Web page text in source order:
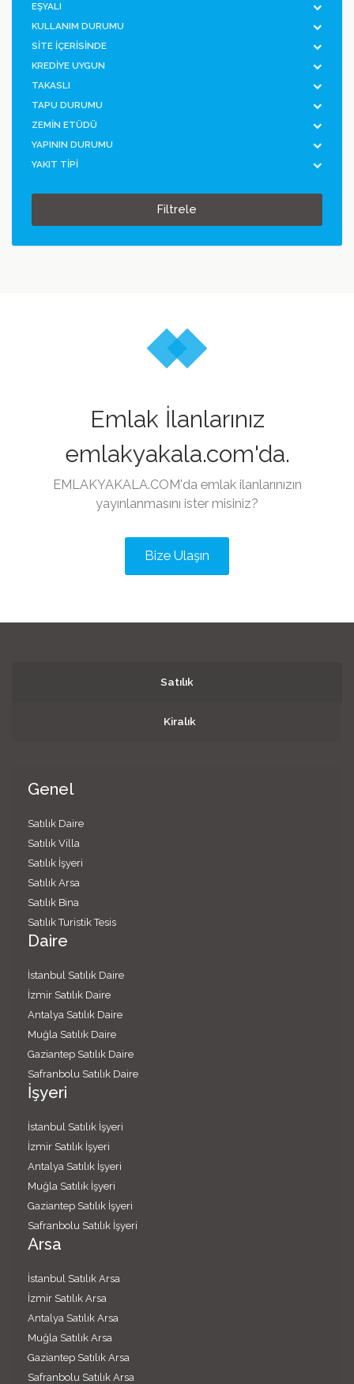
EŞYALI
KULLANIM DURUMU
SİTE İÇERİSİNDE
KREDİYE UYGUN
TAKASLI
TAPU DURUMU
ZEMİN ETÜDÜ
YAPININ DURUMU
YAKIT TİPİ
Filtrele
Emlak İlanlarınız
emlakyakala.com'da.
EMLAKYAKALA.COM'da emlak ilanlarınızın
yayınlanmasını ister misiniz?
Bize Ulaşın
Satılık
Kiralık
Genel
Satılık Daire
Satılık Villa
Satılık İşyeri
Satılık Arsa
Satılık Bina
Satılık Turistik Tesis
Daire
İstanbul Satılık Daire
İzmir Satılık Daire
Antalya Satılık Daire
Muğla Satılık Daire
Gaziantep Satılık Daire
Safranbolu Satılık Daire
İşyeri
İstanbul Satılık İşyeri
İzmir Satılık İşyeri
Antalya Satılık İşyeri
Muğla Satılık İşyeri
Gaziantep Satılık İşyeri
Safranbolu Satılık İşyeri
Arsa
İstanbul Satılık Arsa
İzmir Satılık Arsa
Antalya Satılık Arsa
Muğla Satılık Arsa
Gaziantep Satılık Arsa
Safranbolu Satılık Arsa